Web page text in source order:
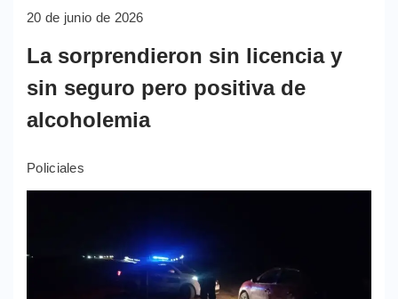
20 de junio de 2026
La sorprendieron sin licencia y
sin seguro pero positiva de
alcoholemia
Policiales